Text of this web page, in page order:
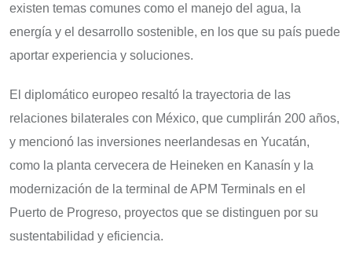
existen temas comunes como el manejo del agua, la
energía y el desarrollo sostenible, en los que su país puede
aportar experiencia y soluciones.
El diplomático europeo resaltó la trayectoria de las
relaciones bilaterales con México, que cumplirán 200 años,
y mencionó las inversiones neerlandesas en Yucatán,
como la planta cervecera de Heineken en Kanasín y la
modernización de la terminal de APM Terminals en el
Puerto de Progreso, proyectos que se distinguen por su
sustentabilidad y eficiencia.